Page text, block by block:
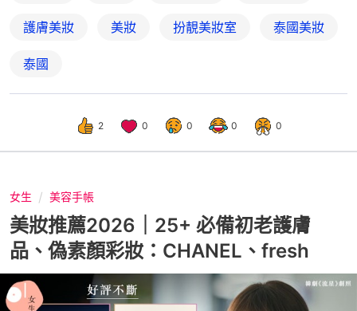
護膚美妝 美妝 扮靚美妝室 泰國美妝
泰國
2 0 0 0 0
女生 美容手帳
美妝推薦2026｜25+ 必備初老護膚
品、偽素顏彩妝：CHANEL、fresh